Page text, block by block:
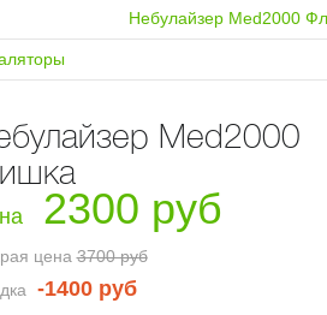
Небулайзер Med2000
Med2000
2300 руб
цена3700 руб
-1400 руб